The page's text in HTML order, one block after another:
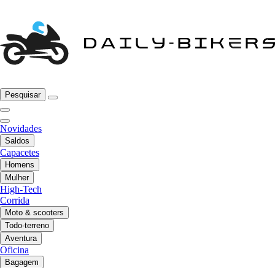
Pesquisar
Novidades
Saldos
Capacetes
Homens
Mulher
High-Tech
Corrida
Moto & scooters
Todo-terreno
Aventura
Oficina
Bagagem